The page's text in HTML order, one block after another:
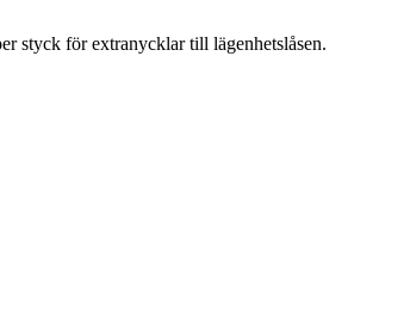
styck för extranycklar till lägenhetslåsen.